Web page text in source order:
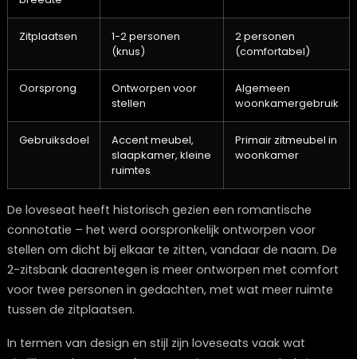
dienstdoen, waardoor je minder andere
nodig hebt.
Bij Lounge Zwolle helpen we je graag met het vinden
een 2-zitsbank die perfect past in jouw kleine ruimte
zonder in te leveren op stijl of comfort. Kom langs in
showroom in Zwolleom verschillende modellen uit te
proberen en persoonlijk advies te krijgen over wat het
beste werkt voor jouw specifieke situatie. Wij zijn dé
meubelwinkel Zwollevoor al je interieurwensen.
Wat is het verschil tussen een 2-
en een loveseat?
Hoewel de termen vaak door elkaar worden gebruikt,
subtiele verschillen tussen een 2-zitsbank en een